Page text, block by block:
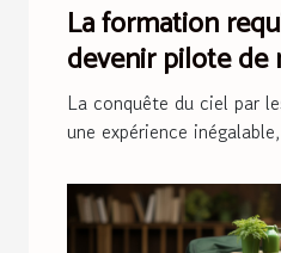
La formation
devenir pilote
publicitaire
La conquête du ciel par
une expérience